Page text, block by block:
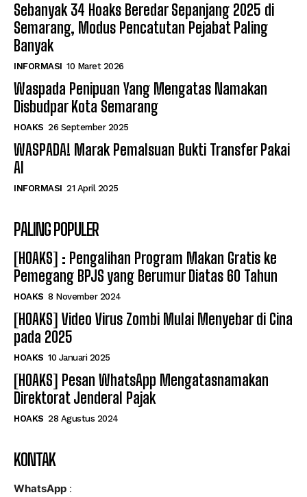
Sebanyak 34 Hoaks Beredar Sepanjang 2025 di
Semarang, Modus Pencatutan Pejabat Paling
Banyak
INFORMASI 10 Maret 2026
Waspada Penipuan Yang Mengatas Namakan
Disbudpar Kota Semarang
HOAKS 26 September 2025
WASPADA! Marak Pemalsuan Bukti Transfer Pakai
AI
INFORMASI 21 April 2025
PALING POPULER
[HOAKS] : Pengalihan Program Makan Gratis ke
Pemegang BPJS yang Berumur Diatas 60 Tahun
HOAKS 8 November 2024
[HOAKS] Video Virus Zombi Mulai Menyebar di Cina
pada 2025
HOAKS 10 Januari 2025
[HOAKS] Pesan WhatsApp Mengatasnamakan
Direktorat Jenderal Pajak
HOAKS 28 Agustus 2024
KONTAK
WhatsApp :